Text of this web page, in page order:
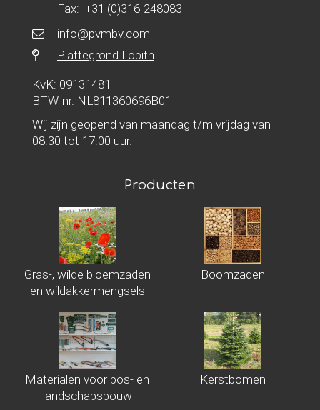
Fax: +31 (0)316-248083
info@pvmbv.com
Plattegrond Lobith
KvK: 09131481
BTW-nr. NL811360696B01
Wij zijn geopend van maandag t/m vrijdag van
08:30 tot 17:00 uur.
Producten
Gras-, wilde bloemzaden
en wildakkermengsels
Boomzaden
Materialen voor bos- en
landschapsbouw
Kerstbomen